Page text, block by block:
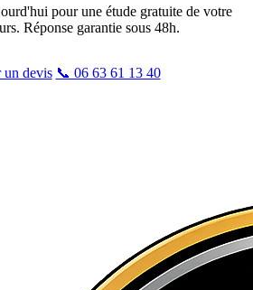
pour une étude gratuite de votre
Réponse garantie sous 48h.
un devis 📞 06 63 61 13 40